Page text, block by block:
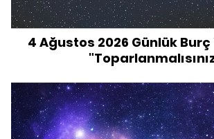
4 Ağustos 2026 Günlük